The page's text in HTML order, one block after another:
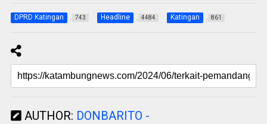
DPRD Katingan 743 Headline 4484 Katingan 861
AUTHOR: DONBARITO -